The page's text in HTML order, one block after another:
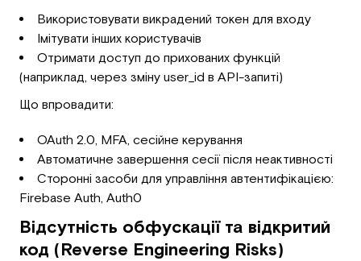
Використовувати викрадений токен для входу
Імітувати інших користувачів
Отримати доступ до прихованих функцій
(наприклад, через зміну user_id в API-запиті)
Що впровадити:
OAuth 2.0, MFA, сесійне керування
Автоматичне завершення сесії після неактивності
Сторонні засоби для управління автентифікацією:
Firebase Auth, Auth0
Відсутність обфускації та відкритий
код (Reverse Engineering Risks)